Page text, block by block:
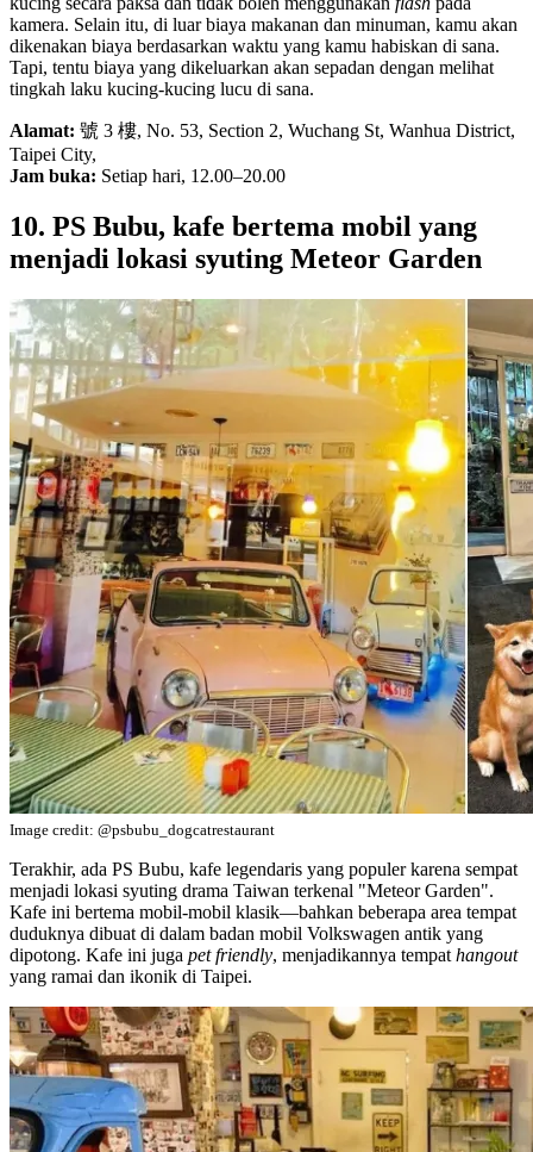
kamera. Selain itu, di luar biaya makanan dan minuman, kamu akan
dikenakan biaya berdasarkan waktu yang kamu habiskan di sana.
Tapi, tentu biaya yang dikeluarkan akan sepadan dengan melihat
tingkah laku kucing-kucing lucu di sana.
Alamat: 號 3 樓, No. 53, Section 2, Wuchang St, Wanhua District,
Taipei City,
Jam buka: Setiap hari, 12.00–20.00
10. PS Bubu, kafe bertema mobil yang
menjadi lokasi syuting Meteor Garden
Image credit: @psbubu_dogcatrestaurant
Terakhir, ada PS Bubu, kafe legendaris yang populer karena sempat
menjadi lokasi syuting drama Taiwan terkenal "Meteor Garden".
Kafe ini bertema mobil-mobil klasik—bahkan beberapa area tempat
duduknya dibuat di dalam badan mobil Volkswagen antik yang
dipotong. Kafe ini juga pet friendly, menjadikannya tempat hangout
yang ramai dan ikonik di Taipei.